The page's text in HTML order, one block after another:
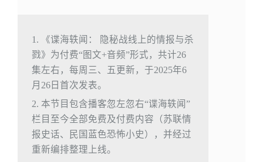
1. 《谍海轶闻： 隐秘战线上的情报与杀
戮》为付费“图文+音频”形式，共计26
集左右，每周三、五更新，于2025年6
月26日首次发表。
2. 本节目包含播客忽左忽右“谍海轶闻”
栏目至今全部免费及付费内容（苏联情
报史话、民国蓝色恐怖小史），并经过
重新编排整理上线。